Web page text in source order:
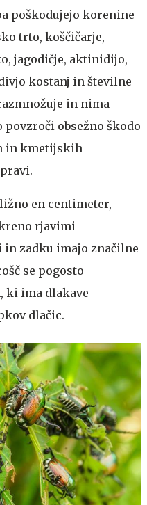
poškodujejo korenine
trto, koščičarje,
jagodičje, aktinidijo,
kostanj in številne
in nima
obsežno škodo
in kmetijskih
en centimeter,
rjavimi
zadku imajo značilne
se pogosto
ki ima dlakave
dlačic.